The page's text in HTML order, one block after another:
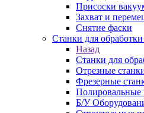
Присоски
Захват и
Снятие фаски
Станки для
Назад
Станки для
Отрезные
Фрезерные
Б/У